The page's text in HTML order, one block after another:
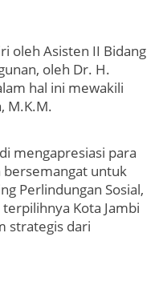
oleh Asisten II Bidang
oleh Dr. H.
hal ini mewakili
M.K.M.
mengapresiasi para
bersemangat untuk
Perlindungan Sosial,
Kota Jambi
strategis dari